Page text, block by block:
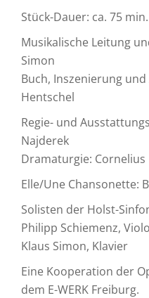
Stück-Dauer: ca. 75
Musikalische Leitung
Simon
Buch, Inszenierung
Hentschel
Regie- und
Najderek
Dramaturgie: Cornelius
Elle/Une Chansonette:
Solisten der Holst-
Philipp Schiemenz,
Klaus Simon, Klavier
Eine Kooperation der
dem E-WERK Freiburg.